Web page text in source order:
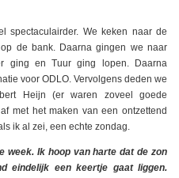
spectaculairder. We keken naar de
de bank. Daarna gingen we naar
ging en Tuur ging lopen. Daarna
voor ODLO. Vervolgens deden we
Heijn (er waren zoveel goede
met het maken van een ontzettend
ik al zei, een echte zondag.
week. Ik hoop van harte dat de zon
eindelijk een keertje gaat liggen.